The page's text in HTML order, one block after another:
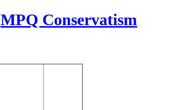
MPQ Conservatism